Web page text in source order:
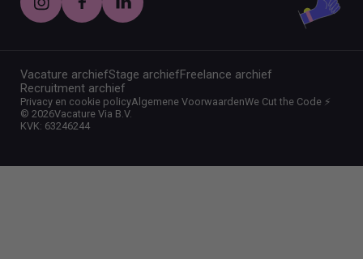
Vacature archiefStage archiefFreelance archief
Recruitment archief
©2026Vacature Via B.V.
KVK: 63246244
Privacy en cookie policyAlgemene VoorwaardenWe Cut the Code ⚡️